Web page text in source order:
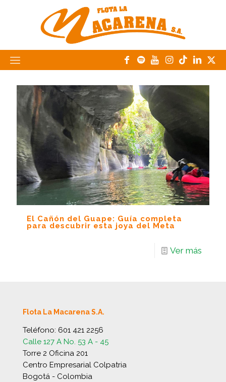
El Cañón del Guape: Guía completa
para descubrir esta joya del Meta
Ver más
Flota La Macarena S.A.
Teléfono: 601 421 2256
Calle 127 A No. 53 A - 45
Torre 2 Oficina 201
Centro Empresarial Colpatria
Bogotá - Colombia